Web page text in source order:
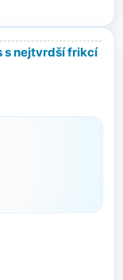
s nejtvrdší frikcí